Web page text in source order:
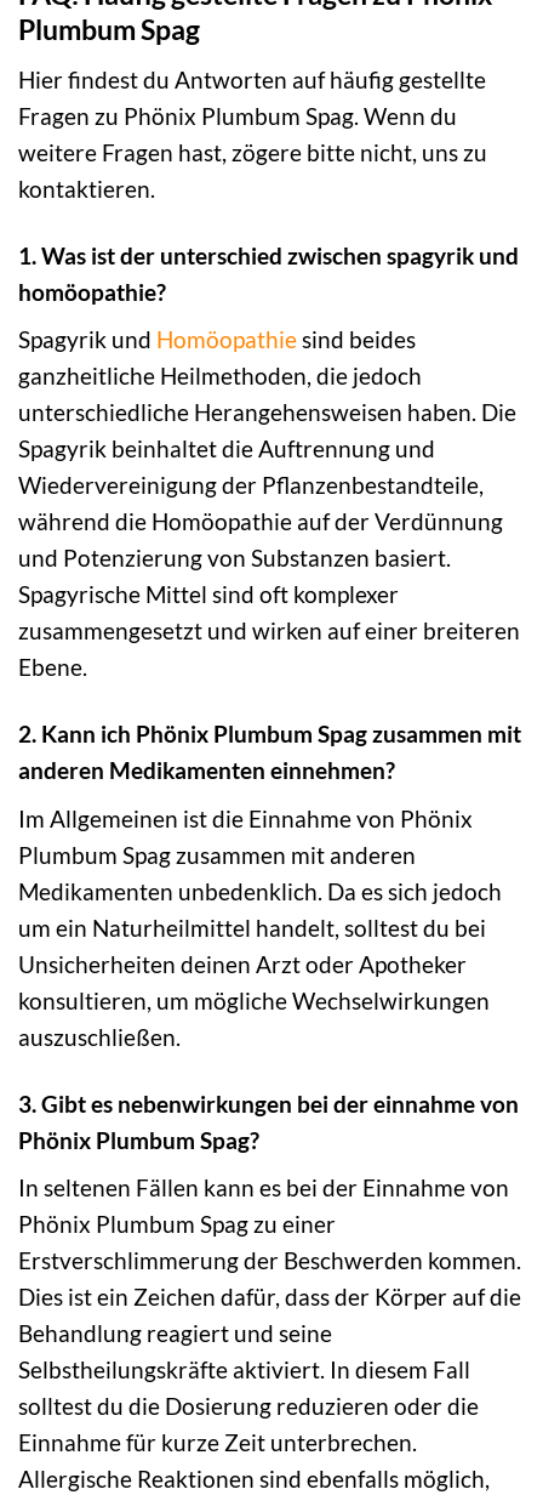
Plumbum Spag
Hier findest du Antworten auf häufig gestellte
Fragen zu Phönix Plumbum Spag. Wenn du
weitere Fragen hast, zögere bitte nicht, uns zu
kontaktieren.
1. Was ist der unterschied zwischen spagyrik und
homöopathie?
Spagyrik und Homöopathiesind beides
ganzheitliche Heilmethoden, die jedoch
unterschiedliche Herangehensweisen haben. Die
Spagyrik beinhaltet die Auftrennung und
Wiedervereinigung der Pflanzenbestandteile,
während die Homöopathie auf der Verdünnung
und Potenzierung von Substanzen basiert.
Spagyrische Mittel sind oft komplexer
zusammengesetzt und wirken auf einer breiteren
Ebene.
2. Kann ich Phönix Plumbum Spag zusammen mit
anderen Medikamenten einnehmen?
Im Allgemeinen ist die Einnahme von Phönix
Plumbum Spag zusammen mit anderen
Medikamenten unbedenklich. Da es sich jedoch
um ein Naturheilmittel handelt, solltest du bei
Unsicherheiten deinen Arzt oder Apotheker
konsultieren, um mögliche Wechselwirkungen
auszuschließen.
3. Gibt es nebenwirkungen bei der einnahme von
Phönix Plumbum Spag?
In seltenen Fällen kann es bei der Einnahme von
Phönix Plumbum Spag zu einer
Erstverschlimmerung der Beschwerden kommen.
Dies ist ein Zeichen dafür, dass der Körper auf die
Behandlung reagiert und seine
Selbstheilungskräfte aktiviert. In diesem Fall
solltest du die Dosierung reduzieren oder die
Einnahme für kurze Zeit unterbrechen.
Allergische Reaktionen sind ebenfalls möglich,